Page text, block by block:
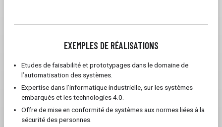
EXEMPLES DE RÉALISATIONS
Etudes de faisabilité et prototypages dans le domaine de
l’automatisation des systèmes.
Expertise dans l’informatique industrielle, sur les systèmes
embarqués et les technologies 4.0.
Offre de mise en conformité de systèmes aux normes liées à la
sécurité des personnes.